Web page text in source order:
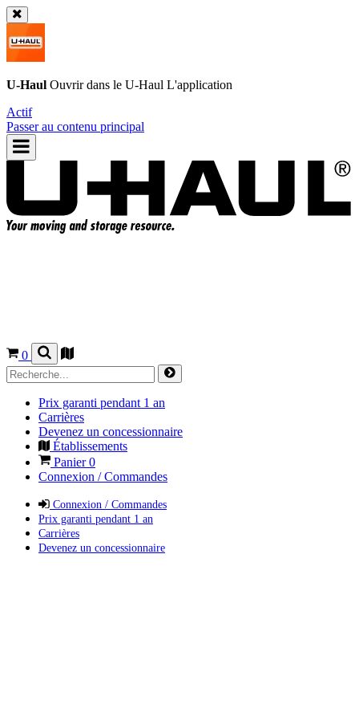
U-Haul Ouvrir dans le U-Haul L'application
Actif
Passer au contenu principal
0
Prix garanti pendant 1 an
Carrières
Devenez un concessionnaire
Établissements
Panier0
Connexion / Commandes
Connexion / Commandes
Prix garanti pendant 1 an
Carrières
Devenez un concessionnaire